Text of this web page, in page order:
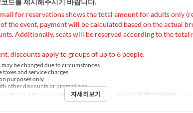
드를 제시해주시기 바랍니다.
for reservations shows the total amount for adults only
the event, payment will be calculated based on the actual
Additionally, seats will be reserved according to the total
discounts apply to groups of up to 6 people.
be changed due to circumstances.
and service charges.
purposes only.
other discounts or promotions.
8월 7일, 8월 17일 ~ 8월 31일 식사 점심, 티타임 주문 수량 제한 ~ 10
자세히보기